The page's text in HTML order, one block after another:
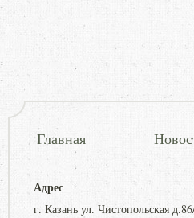
Главная
Адрес
г. Казань ул. Чистопольская